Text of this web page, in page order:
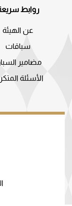
روابط
عن الهيئة
سباقات
مضامير
الأسئلة